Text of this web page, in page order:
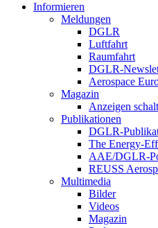
Informieren
Meldungen
DGLR
Luftfahrt
Raumfahrt
DGLR-
Aerospace
Magazin
Anzeigen
Publikationen
DGLR-
The Energy-
AAE/DGLR-
REUSS
Multimedia
Bilder
Videos
Magazin